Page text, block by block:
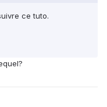
ce tuto.